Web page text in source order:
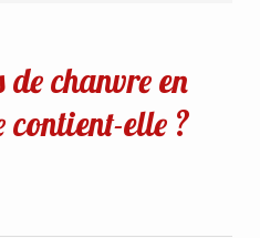
chanvre en
contient-elle ?